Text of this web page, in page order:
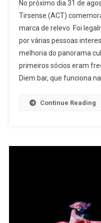
No próximo dia 31 de
Tirsense (ACT)
marca de relevo. Foi
por várias pessoas
melhoria do panorama
primeiros sócios eram
Diem bar, que funciona
Continue Reading